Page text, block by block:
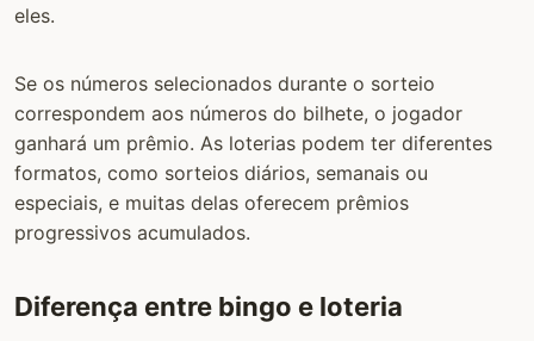
eles.
Se os números selecionados durante o sorteio
correspondem aos números do bilhete, o jogador
ganhará um prêmio. As loterias podem ter diferentes
formatos, como sorteios diários, semanais ou
especiais, e muitas delas oferecem prêmios
progressivos acumulados.
Diferença entre bingo e loteria